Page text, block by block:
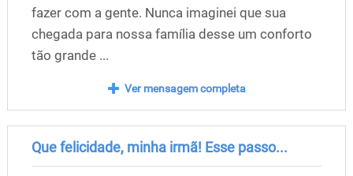
fazer com a gente. Nunca imaginei que sua
chegada para nossa família desse um conforto
tão grande ...
Ver mensagem completa
Que felicidade, minha irmã! Esse passo...